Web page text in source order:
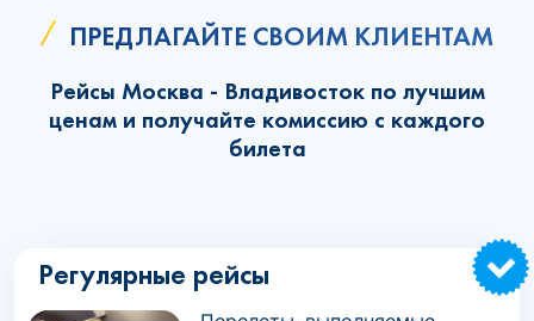
ПРЕДЛАГАЙТЕ СВОИМ КЛИЕНТАМ
Рейсы Москва - Владивосток по лучшим
ценам и получайте комиссию с каждого
билета
Регулярные рейсы